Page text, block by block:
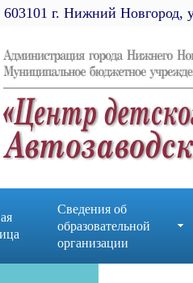
603101 г. Нижний Новгород,
Сведения об
образовательной
организации